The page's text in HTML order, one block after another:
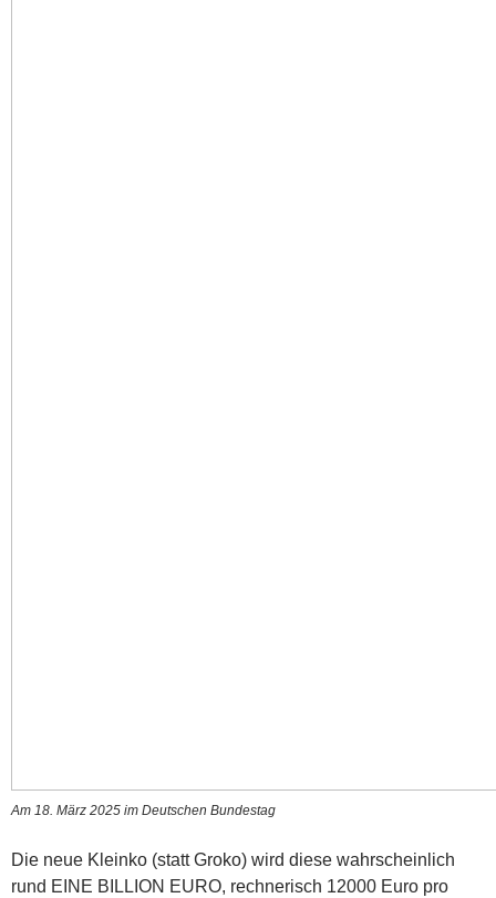
Am 18. März 2025 im Deutschen Bundestag
Die neue Kleinko (statt Groko) wird diese wahrscheinlich
rund EINE BILLION EURO, rechnerisch 12000 Euro pro